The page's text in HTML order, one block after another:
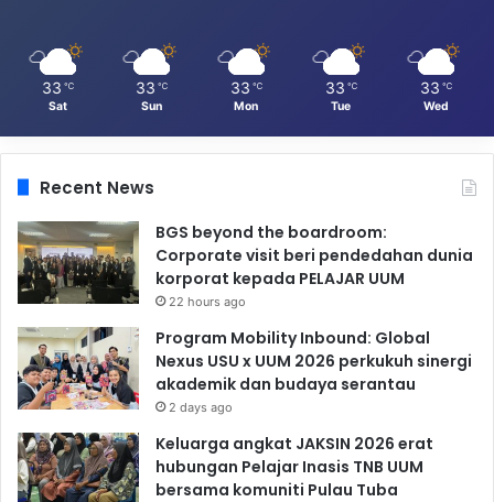
33 ℃
Sat
33 ℃
Sun
33 ℃
Mon
33 ℃
Tue
33 ℃
Wed
Recent News
BGS beyond the boardroom:
Corporate visit beri pendedahan dunia
korporat kepada PELAJAR UUM
22 hours ago
Program Mobility Inbound: Global
Nexus USU x UUM 2026 perkukuh sinergi
akademik dan budaya serantau
2 days ago
Keluarga angkat JAKSIN 2026 erat
hubungan Pelajar Inasis TNB UUM
bersama komuniti Pulau Tuba